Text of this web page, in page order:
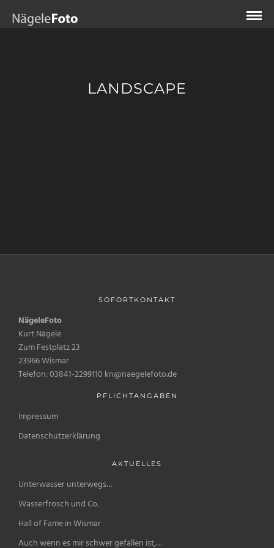
LANDSCAPE
SOFORTKONTAKT
NägeleFoto
Kurt Nägele
Zum Festplatz 23
23966 Wismar
Telefon: 03841-2299110 kn@naegelefoto.de
PFLICHTANGABEN
Impressum
Datenschutzerklärung
AKTUELLES
Unterwasser unterwegs…
Wasserfrosch und Co.
Hall of Fame in Wismar
Auch wenn es mir schwer gefallen ist,…